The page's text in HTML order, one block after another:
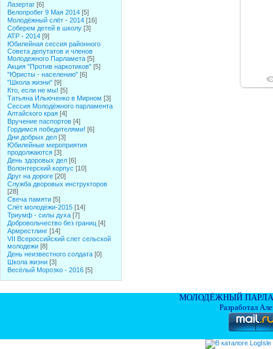
Лазертаг [6]
Велопробег 9 Мая 2014 [5]
Молодёжный слёт - 2014 [16]
Соберем детей в школу [3]
АТР - 2014 [9]
Юбилейная сессия районного
Совета депутатов и членов
Молодежного Парламета [5]
Акция "Против наркотиков" [5]
"Юристы - населению" [6]
"Школа жизни" [9]
Кто, если не мы! [5]
Татьяна Ильюченко в Мирном [3]
Сессия Молодёжного парламента
Алтайского края [4]
Вручение паспортов [4]
Гордимся победителями! [6]
Дни добрых дел [3]
Юбилейные мероприятия
продолжаются [3]
День здоровых дел [6]
Волонтерский корпус [10]
Друг на дороге [20]
Служба дворовых инструкторов
[28]
Свеча памяти [5]
Слёт молодёжи-2015 [14]
Триумф - силы духа [7]
Добровольчество без границ [4]
Армрестлинг [14]
VII Всероссийский слет сельской
молодежи [8]
День неизвестного солдата [0]
Школа жизни [3]
Весёлый Морозко - 2016 [5]
МОЛОДЁЖНЫЙ
Разработал